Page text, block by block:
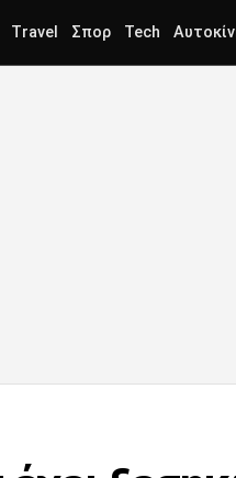
Travel Σπορ Tech